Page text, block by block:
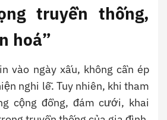
truyền thống,
hoá”
vào ngày xấu, không cần ép
nghi lễ. Tuy nhiên, khi tham
cộng đồng, đám cưới, khai